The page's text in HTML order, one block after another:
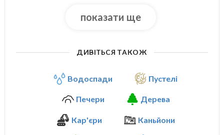
показати ще
ДИВІТЬСЯ ТАКОЖ
Водоспади Пустелі
Печери Дерева
Кар'єри Каньйони